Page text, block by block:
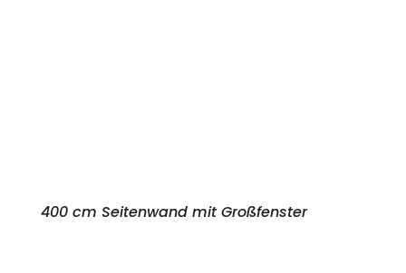
400 cm Seitenwand mit Großfenster